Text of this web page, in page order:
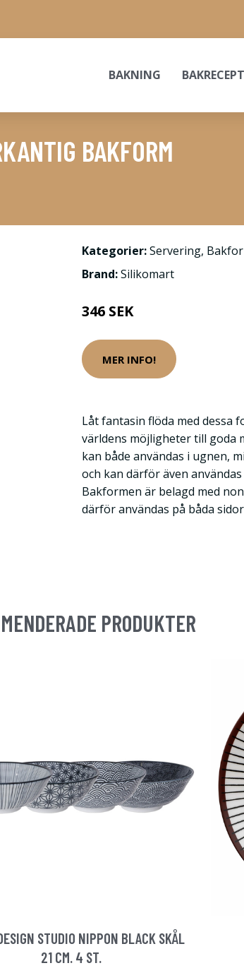
BAKNING BAKRECEPT
BAKFORM
Kategorier:Servering,
Brand:Silikomart
346 SEK
MER INFO!
Låt fantasin flöda med dessa
världens möjligheter till goda
kan både användas i ugnen,
och kan därför även
Bakformen är belagd med
därför användas på båda
PRODUKTER
STUDIO NIPPON BLACK SKÅL
21 CM. 4 ST.